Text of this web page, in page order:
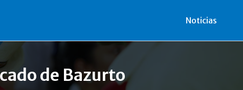
Noticias
de Bazurto